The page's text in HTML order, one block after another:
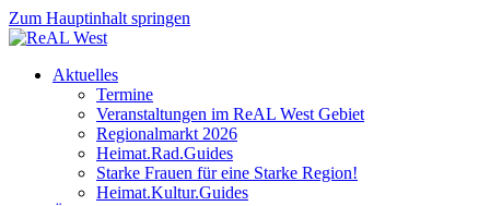
Zum Hauptinhalt springen
Aktuelles
Termine
Veranstaltungen im ReAL West Gebiet
Regionalmarkt 2026
Heimat.Rad.Guides
Starke Frauen für eine Starke Region!
Heimat.Kultur.Guides